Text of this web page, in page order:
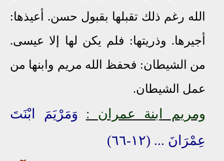
الله رغم ذلك تقبلها بقبول حسن. أعيذها:
أجيرها. وذريتها: فلم يكن لها إلا عيسى.
من الشيطان: فحفظ الله مريم وابنها من
عمل الشيطان.
ومريم ابنة عمران :
وَمَرْيَمَ ابْنَتَ
عِمْرَانَ ... (١٢-٦٦)